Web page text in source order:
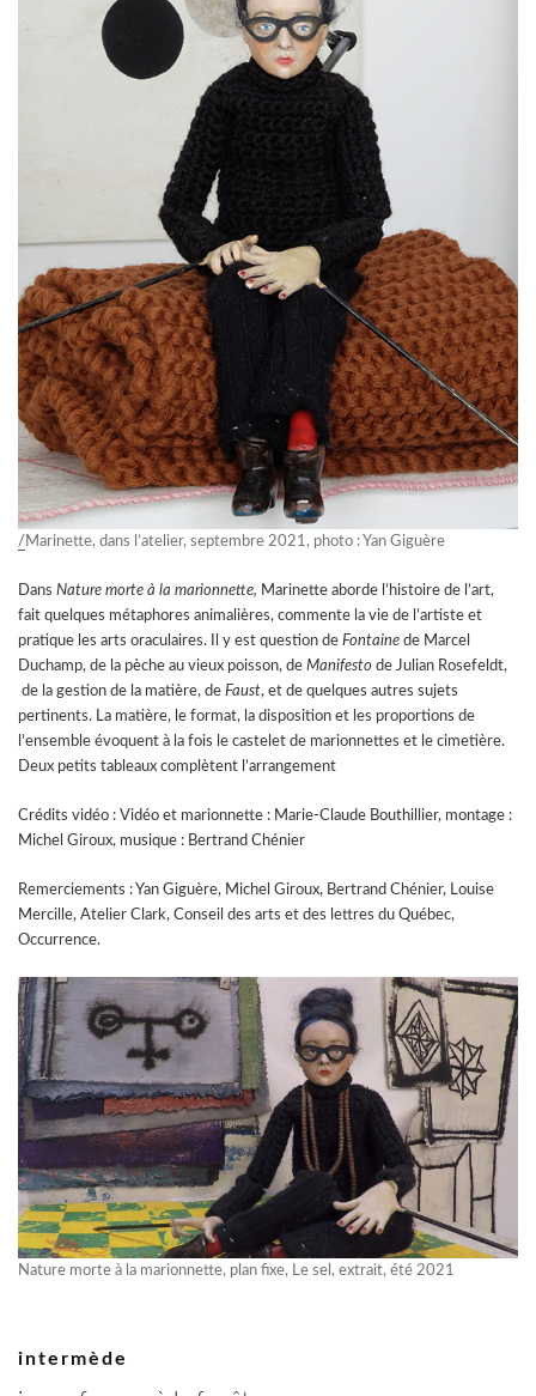
/ Marinette, dans l’atelier, septembre 2021, photo : Yan Giguère
Dans Nature morte à la marionnette, Marinette aborde l’histoire de l’art,
fait quelques métaphores animalières, commente la vie de l’artiste et
pratique les arts oraculaires. Il y est question de Fontaine de Marcel
Duchamp, de la pèche au vieux poisson, de Manifesto de Julian Rosefeldt,
de la gestion de la matière, de Faust, et de quelques autres sujets
pertinents. La matière, le format, la disposition et les proportions de
l’ensemble évoquent à la fois le castelet de marionnettes et le cimetière.
Deux petits tableaux complètent l’arrangement
Crédits vidéo : Vidéo et marionnette : Marie-Claude Bouthillier, montage :
Michel Giroux, musique : Bertrand Chénier
Remerciements : Yan Giguère, Michel Giroux, Bertrand Chénier, Louise
Mercille, Atelier Clark, Conseil des arts et des lettres du Québec,
Occurrence.
Nature morte à la marionnette, plan fixe, Le sel, extrait, été 2021
intermède